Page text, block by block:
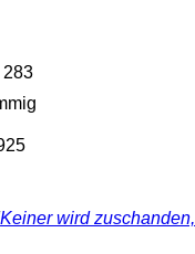
Keiner wird